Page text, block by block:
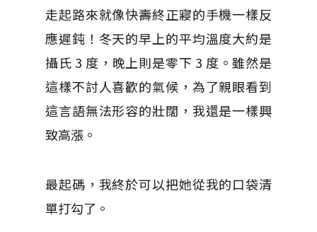
走起路來就像快壽終正寢的手機一樣反
應遲鈍！冬天的早上的平均溫度大約是
攝氏 3 度，晚上則是零下 3 度。雖然是
這樣不討人喜歡的氣候，為了親眼看到
這言語無法形容的壯闊，我還是一樣興
致高漲。
最起碼，我終於可以把她從我的口袋清
單打勾了。